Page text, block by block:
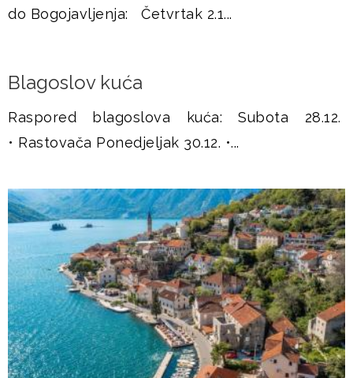
do Bogojavljenja: Četvrtak 2.1...
Blagoslov kuća
Raspored blagoslova kuća: Subota 28.12.
• Rastovača Ponedjeljak 30.12. •...